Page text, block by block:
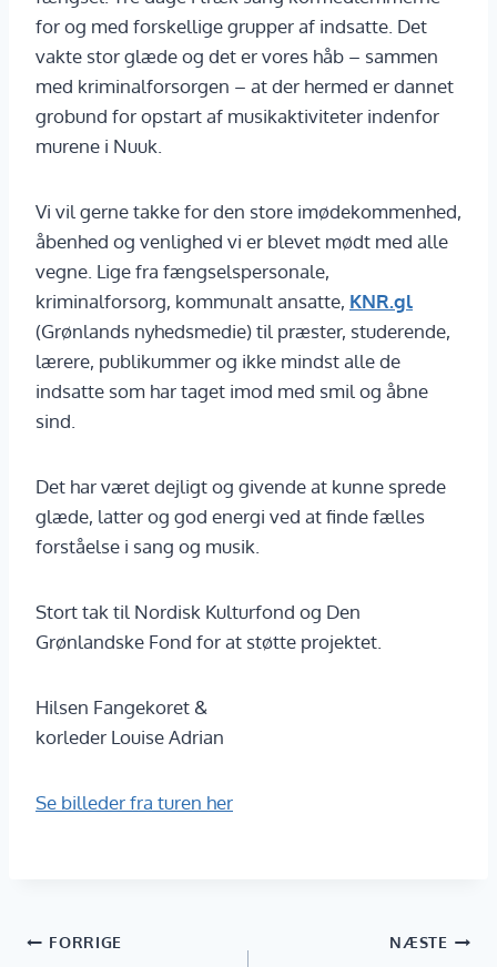
for og med forskellige grupper af indsatte. Det
vakte stor glæde og det er vores håb – sammen
med kriminalforsorgen – at der hermed er dannet
grobund for opstart af musikaktiviteter indenfor
murene i Nuuk.
Vi vil gerne takke for den store imødekommenhed,
åbenhed og venlighed vi er blevet mødt med alle
vegne. Lige fra fængselspersonale,
kriminalforsorg, kommunalt ansatte, KNR.gl
(Grønlands nyhedsmedie) til præster, studerende,
lærere, publikummer og ikke mindst alle de
indsatte som har taget imod med smil og åbne
sind.
Det har været dejligt og givende at kunne sprede
glæde, latter og god energi ved at finde fælles
forståelse i sang og musik.
Stort tak til Nordisk Kulturfond og Den
Grønlandske Fond for at støtte projektet.
Hilsen Fangekoret &
korleder Louise Adrian
Se billeder fra turen her
Indlægsnavigation
FORRIGE NÆSTE